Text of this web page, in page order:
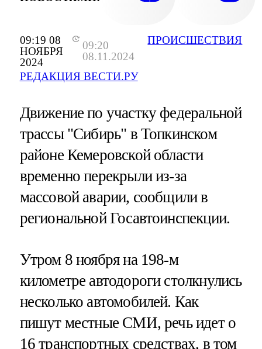
09:19 08
НОЯБРЯ
2024
09:20
08.11.2024
РЕДАКЦИЯ ВЕСТИ.РУ
ПРОИСШЕСТВИЯ
Движение по участку федеральной
трассы "Сибирь" в Топкинском
районе Кемеровской области
временно перекрыли из-за
массовой аварии, сообщили в
региональной Госавтоинспекции.
Утром 8 ноября на 198-м
километре автодороги столкнулись
несколько автомобилей. Как
пишут местные СМИ, речь идет о
16 транспортных средствах, в том